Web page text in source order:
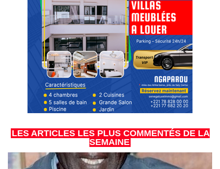
LES ARTICLES LES PLUS COMMENTÉS DE LA
SEMAINE